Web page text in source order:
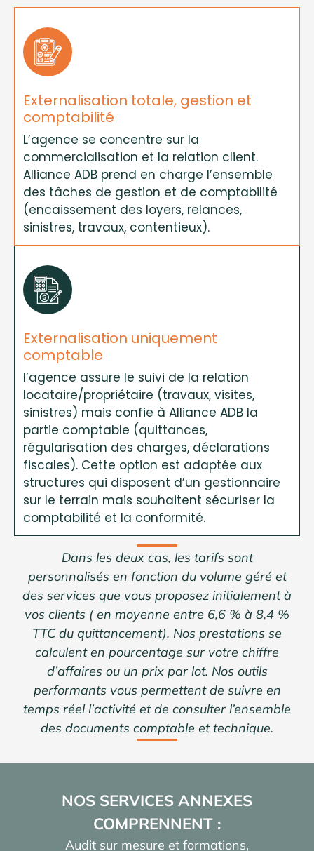
Externalisation totale, gestion et
comptabilité
L’agence se concentre sur la
commercialisation et la relation client.
Alliance ADB prend en charge l’ensemble
des tâches de gestion et de comptabilité
(encaissement des loyers, relances,
sinistres, travaux, contentieux).
Externalisation uniquement
comptable
l’agence assure le suivi de la relation
locataire/propriétaire (travaux, visites,
sinistres) mais confie à Alliance ADB la
partie comptable (quittances,
régularisation des charges, déclarations
fiscales). Cette option est adaptée aux
structures qui disposent d’un gestionnaire
sur le terrain mais souhaitent sécuriser la
comptabilité et la conformité.
Dans les deux cas, les tarifs sont
personnalisés en fonction du volume géré et
des services que vous proposez initialement à
vos clients ( en moyenne entre 6,6 % à 8,4 %
TTC du quittancement). Nos prestations se
calculent en pourcentage sur votre chiffre
d’affaires ou un prix par lot. Nos outils
performants vous permettent de suivre en
temps réel l’activité et de consulter l’ensemble
des documents comptable et technique.
NOS SERVICES ANNEXES
COMPRENNENT :
Audit sur mesure et formations,